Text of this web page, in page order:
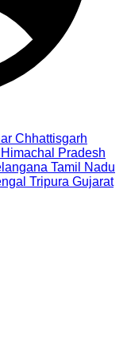
Chhattisgarh
Himachal Pradesh
Tamil Nadu
Tripura Gujarat